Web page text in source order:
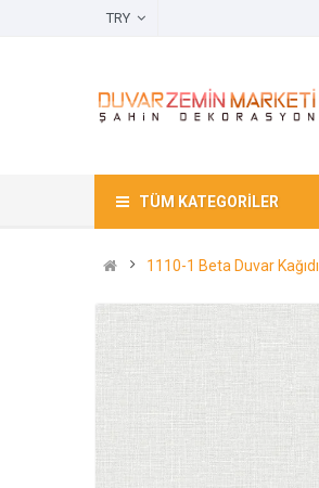
TÜM KATEGORILER
1110-1 Beta Duvar Kağıdı